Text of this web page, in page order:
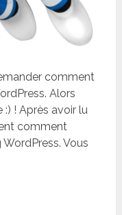
comment
Alors
:) ! Après avoir lu
comment
Vous